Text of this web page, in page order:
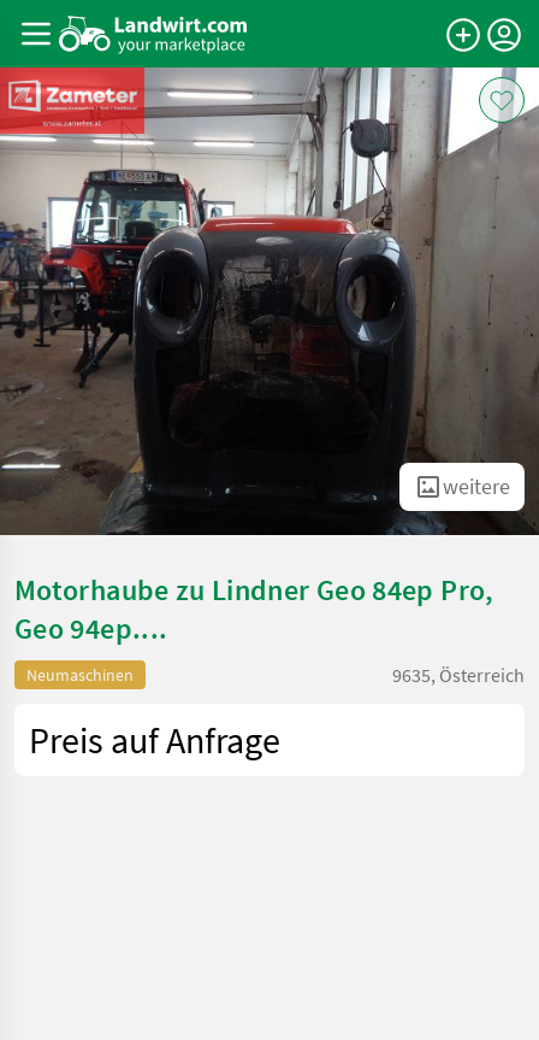
weitere
Motorhaube zu Lindner Geo 84ep Pro,
Geo 94ep....
Neumaschinen 9635, Österreich
Preis auf Anfrage